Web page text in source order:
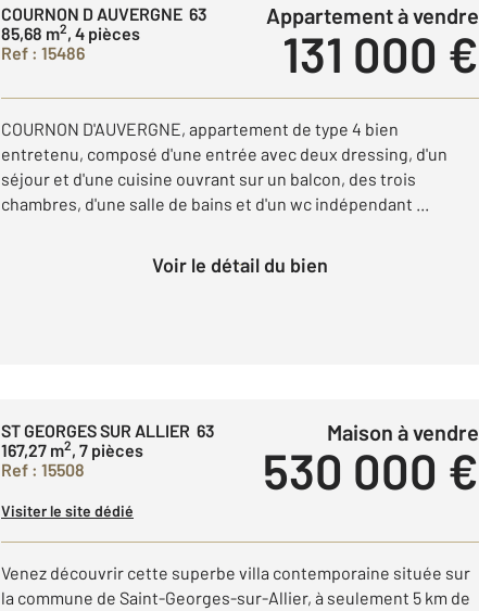
COURNON D AUVERGNE 63
85,68 m2, 4 pièces
Ref : 15486
Appartement à vendre
131 000 €
COURNON D'AUVERGNE, appartement de type 4 bien
entretenu, composé d'une entrée avec deux dressing, d'un
séjour et d'une cuisine ouvrant sur un balcon, des trois
chambres, d'une salle de bains et d'un wc indépendant ...
Voir le détail du bien
ST GEORGES SUR ALLIER 63
167,27 m2, 7 pièces
Ref : 15508
Maison à vendre
530 000 €
Visiter le site dédié
Venez découvrir cette superbe villa contemporaine située sur
la commune de Saint-Georges-sur-Allier, à seulement 5 km de